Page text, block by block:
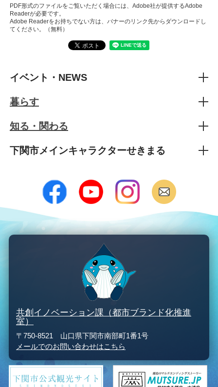
PDF形式のファイルをご覧いただく場合には、Adobe社が提供するAdobe
Readerが必要です。
Adobe Readerをお持ちでない方は、バナーのリンク先からダウンロードし
てください。（無料）
イベント・NEWS
暮らす
知る・関わる
下関市メインキャラクターせきまる
共創イノベーション課（都市ブランド化推進
室）
〒750-8521 山口県下関市南部町1番1号
メールでのお問い合わせはこちら